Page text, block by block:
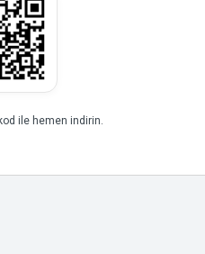
ile hemen indirin.